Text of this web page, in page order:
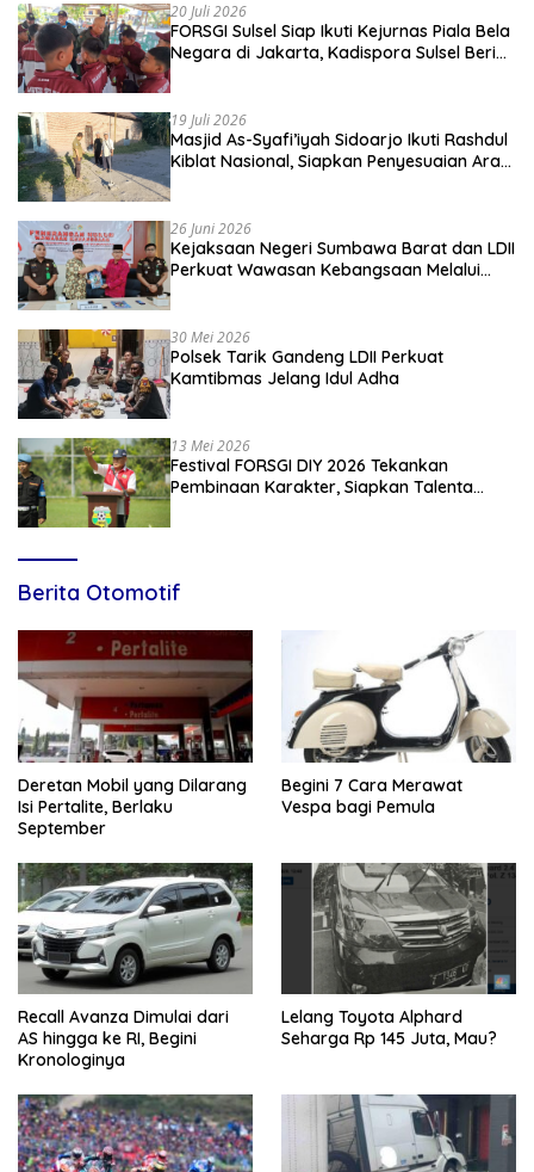
20 Juli 2026
FORSGI Sulsel Siap Ikuti Kejurnas Piala Bela
Negara di Jakarta, Kadispora Sulsel Beri
19 Juli 2026
Masjid As-Syafi’iyah Sidoarjo Ikuti Rashdul
Kiblat Nasional, Siapkan Penyesuaian Arah
26 Juni 2026
Kejaksaan Negeri Sumbawa Barat dan LDII
Perkuat Wawasan Kebangsaan Melalui
30 Mei 2026
Polsek Tarik Gandeng LDII Perkuat
Kamtibmas Jelang Idul Adha
13 Mei 2026
Festival FORSGI DIY 2026 Tekankan
Pembinaan Karakter, Siapkan Talenta
Berita Otomotif
Deretan Mobil yang Dilarang
Isi Pertalite, Berlaku
September
Begini 7 Cara Merawat
Vespa bagi Pemula
Recall Avanza Dimulai dari
AS hingga ke RI, Begini
Kronologinya
Lelang Toyota Alphard
Seharga Rp 145 Juta, Mau?